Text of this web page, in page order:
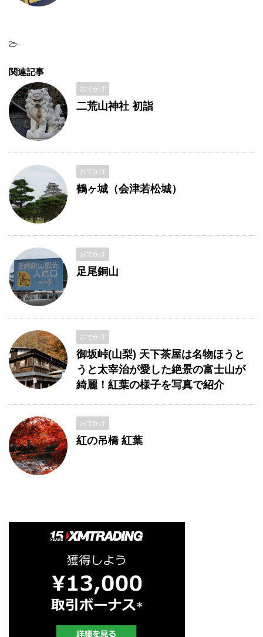
-
関連記事
おでかけ
二荒山神社 初詣
おでかけ
鶴ヶ城（会津若松城）
おでかけ
足尾銅山
おでかけ
御坂峠(山梨) 天下茶屋は名物ほうと
うと太宰治が愛した絶景の富士山が
綺麗！紅葉の様子を写真で紹介
おでかけ
紅の吊橋 紅葉